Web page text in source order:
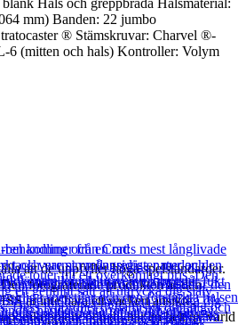
mm) Banden: 22 jumbo
® Stämskruvar: Charvel ®-
6 (mitten och hals) Kontroller: Volym
att de uppfyller höga spelstandarder.
fotograferade produkten är den
är inte bara ett vackert ansikte.
och du har en helt ny värld